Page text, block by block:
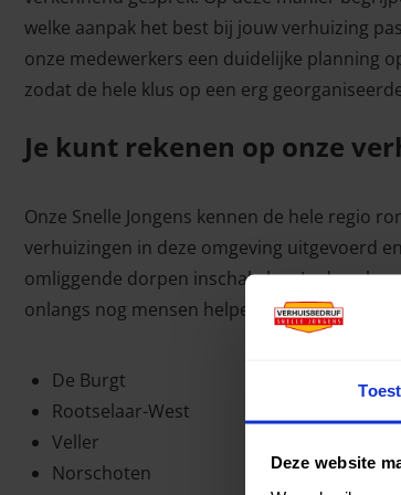
Deze website
welke aanpak het best bij jouw verhuizing
onze medewerkers een duidelijke planning
zodat de hele klus op een erg
Je kunt rekenen op onze
Onze Snelle Jongens kennen de hele regio
verhuizingen in deze omgeving uitgevoerd
omliggende dorpen inschakelen. In de
onlangs nog mensen helpen verhuizen:
De Burgt
Rootselaar-West
Veller
Norschoten